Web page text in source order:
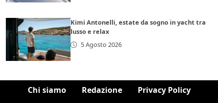
Kimi Antonelli, estate da sogno in yacht tra
lusso e relax
5 Agosto 2026
Chi siamo Redazione Privacy Policy